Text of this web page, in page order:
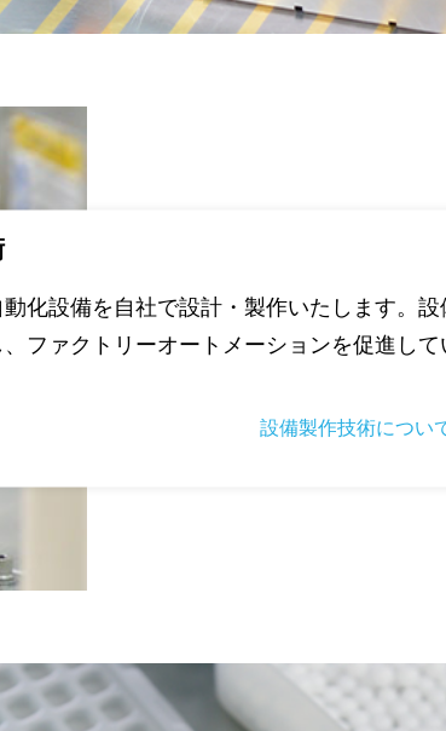
化設備を自社で設計・製作いたします。
ファクトリーオートメーションを促進して
設備製作技術につい